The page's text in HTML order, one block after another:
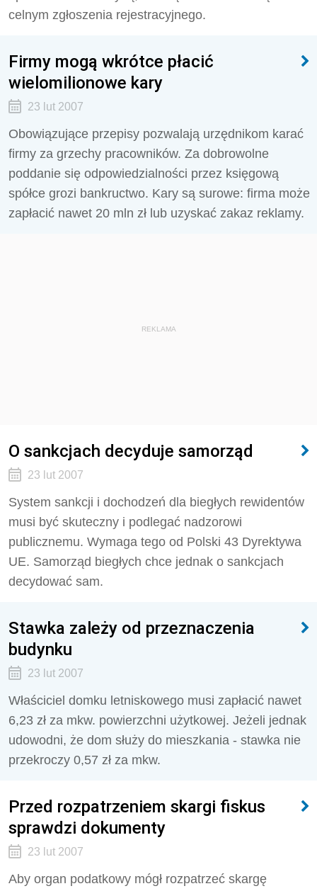
celnym zgłoszenia rejestracyjnego.
Firmy mogą wkrótce płacić
wielomilionowe kary
23 lut 2007
Obowiązujące przepisy pozwalają urzędnikom karać
firmy za grzechy pracowników. Za dobrowolne
poddanie się odpowiedzialności przez księgową
spółce grozi bankructwo. Kary są surowe: firma może
zapłacić nawet 20 mln zł lub uzyskać zakaz reklamy.
REKLAMA
O sankcjach decyduje samorząd
23 lut 2007
System sankcji i dochodzeń dla biegłych rewidentów
musi być skuteczny i podlegać nadzorowi
publicznemu. Wymaga tego od Polski 43 Dyrektywa
UE. Samorząd biegłych chce jednak o sankcjach
decydować sam.
Stawka zależy od przeznaczenia
budynku
23 lut 2007
Właściciel domku letniskowego musi zapłacić nawet
6,23 zł za mkw. powierzchni użytkowej. Jeżeli jednak
udowodni, że dom służy do mieszkania - stawka nie
przekroczy 0,57 zł za mkw.
Przed rozpatrzeniem skargi fiskus
sprawdzi dokumenty
23 lut 2007
Aby organ podatkowy mógł rozpatrzeć skargę